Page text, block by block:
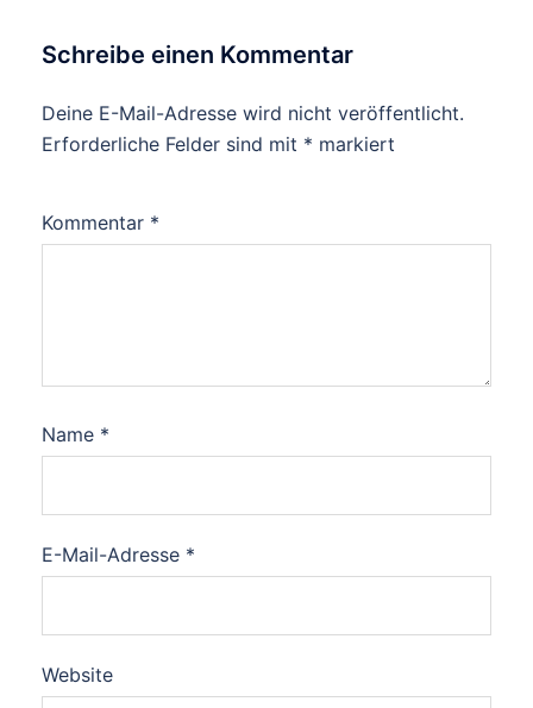
Schreibe einen Kommentar
Deine E-Mail-Adresse wird nicht veröffentlicht.
Erforderliche Felder sind mit * markiert
Kommentar *
Name *
E-Mail-Adresse *
Website